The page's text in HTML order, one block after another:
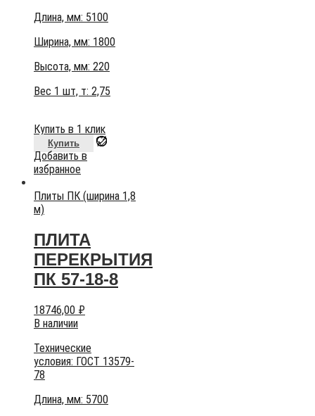
Длина, мм: 5100
Ширина, мм: 1800
Высота, мм: 220
Вес 1 шт, т: 2,75
Купить в 1 клик
Купить
Добавить в
избранное
Плиты ПК (ширина 1,8
м)
ПЛИТА
ПЕРЕКРЫТИЯ
ПК 57-18-8
18746,00 ₽
В наличии
Технические
условия: ГОСТ 13579-
78
Длина, мм: 5700